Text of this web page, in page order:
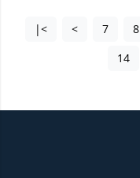
|< < 7 8
14